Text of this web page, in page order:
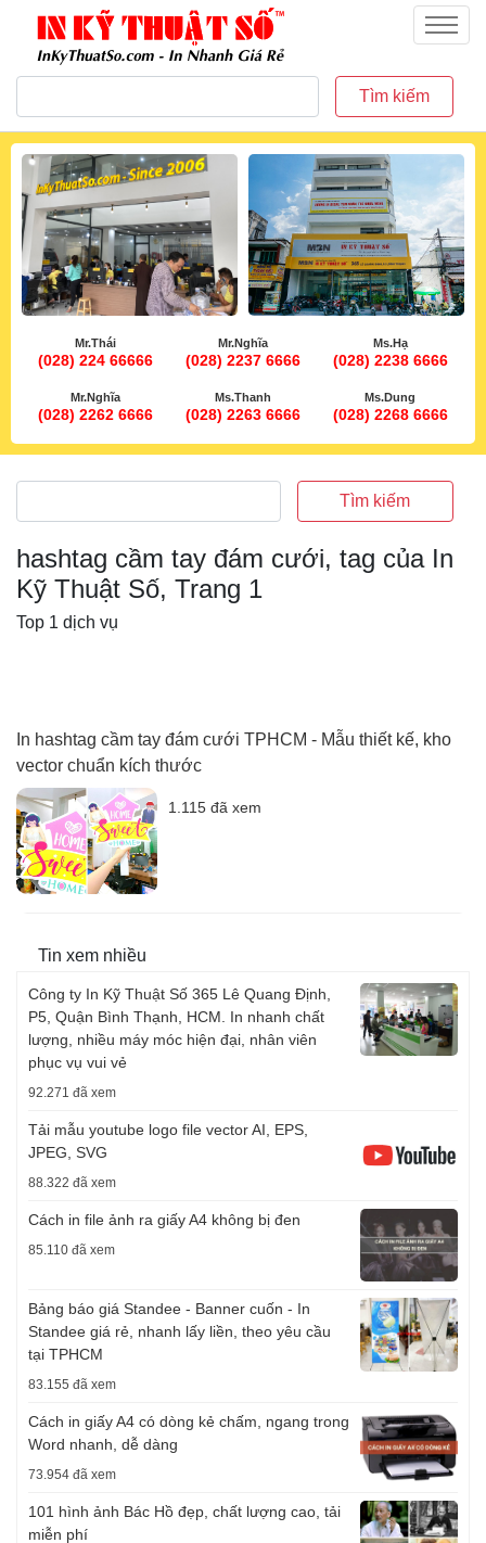
inkythuatso.com
Menu
Tìm kiếm
Mr.Thái
(028) 224 66666
Mr.Nghĩa
(028) 2237 6666
Ms.Hạ
(028) 2238 6666
Mr.Nghĩa
(028) 2262 6666
Ms.Thanh
(028) 2263 6666
Ms.Dung
(028) 2268 6666
Tìm kiếm
hashtag cầm tay đám cưới, tag của In
Kỹ Thuật Số, Trang 1
Top 1 dịch vụ
In hashtag cầm tay đám cưới TPHCM - Mẫu thiết kế, kho
vector chuẩn kích thước
1.115 đã xem
Tin xem nhiều
Công ty In Kỹ Thuật Số 365 Lê Quang Định,
P5, Quận Bình Thạnh, HCM. In nhanh chất
lượng, nhiều máy móc hiện đại, nhân viên
phục vụ vui vẻ
92.271 đã xem
Tải mẫu youtube logo file vector AI, EPS,
JPEG, SVG
88.322 đã xem
Cách in file ảnh ra giấy A4 không bị đen
85.110 đã xem
Bảng báo giá Standee - Banner cuốn - In
Standee giá rẻ, nhanh lấy liền, theo yêu cầu
tại TPHCM
83.155 đã xem
Cách in giấy A4 có dòng kẻ chấm, ngang trong
Word nhanh, dễ dàng
73.954 đã xem
101 hình ảnh Bác Hồ đẹp, chất lượng cao, tải
miễn phí